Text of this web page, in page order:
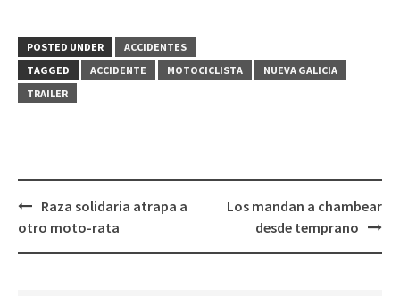
(Se
abre
en
una
ventana
nueva)
(Se
abre
en
una
POSTED UNDER
ACCIDENTES
TAGGED
ACCIDENTE MOTOCICLISTA
NUEVA GALICIA
TRAILER
Post
navigation
Raza solidaria atrapa a
otro moto-rata
Los mandan a chambear
desde temprano